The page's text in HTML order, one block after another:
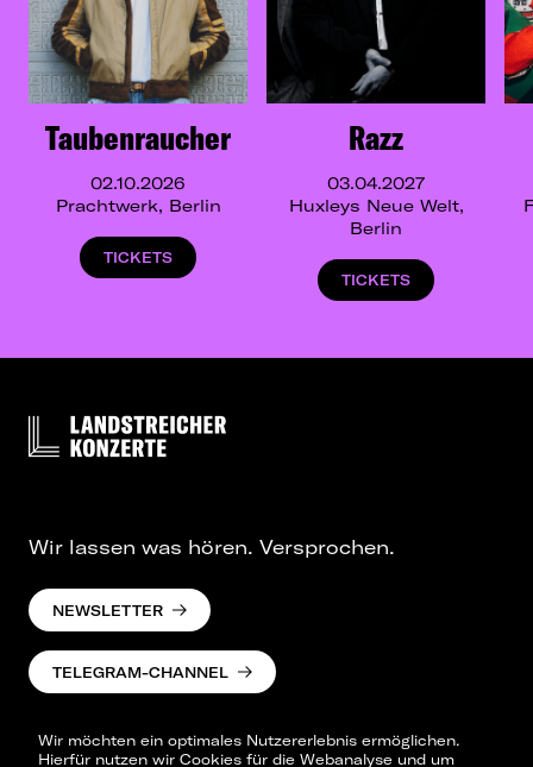
Taubenraucher
02.10.2026
Prachtwerk, Berlin
TICKETS
Razz
03.04.2027
Huxleys Neue Welt,
Berlin
TICKETS
Wir möchten ein optimales Nutzererlebnis ermöglichen.
Hierfür nutzen wir Cookies für die Webanalyse und um
Wir lassen was hören. Versprochen.
NEWSLETTER
TELEGRAM-CHANNEL